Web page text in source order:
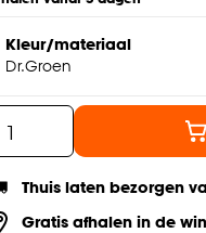
Kleur/materiaal
Dr.Groen
Thuis laten bezorgen
Gratis afhalen in de